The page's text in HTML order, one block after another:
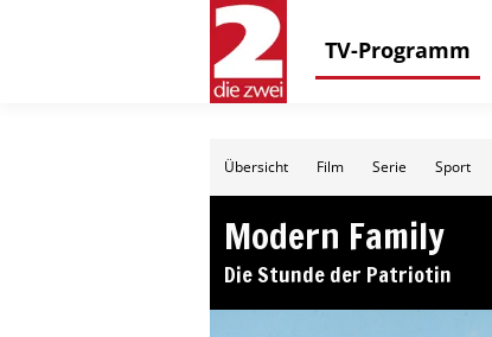
TV-Programm
Übersicht Film Serie Sport
Modern Family
Die Stunde der Patriotin